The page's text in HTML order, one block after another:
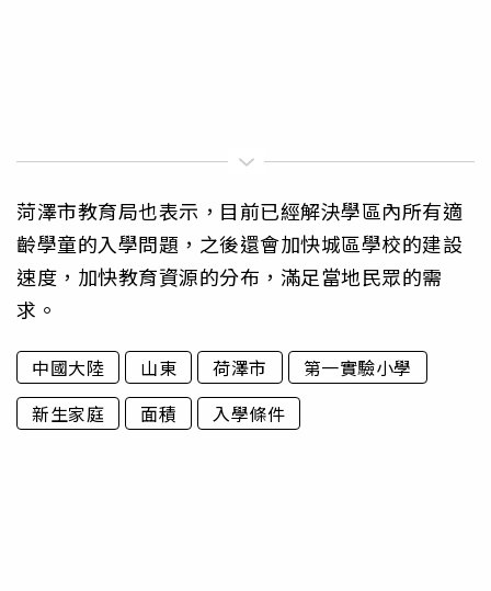
菏澤市教育局也表示，目前已經解決學區內所有適
齡學童的入學問題，之後還會加快城區學校的建設
速度，加快教育資源的分布，滿足當地民眾的需
求。
中國大陸 山東 荷澤市
第一實驗小學
新生家庭
面積 入學條件